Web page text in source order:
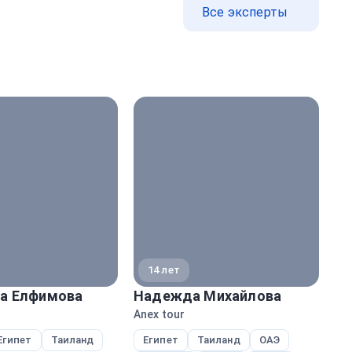
Все эксперты
Елфимова
Таиланд
14 лет
Надежда Михайлова
Anex tour
Египет Таиланд ОАЭ